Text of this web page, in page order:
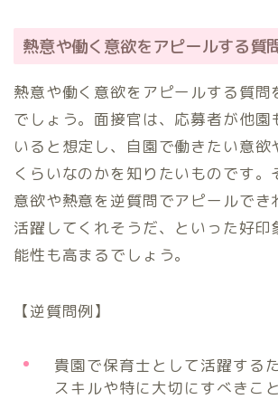
熱意や働く意欲をアピールする質
熱意や働く意欲をアピールする質問
でしょう。面接官は、応募者が他園
いると想定し、自園で働きたい意欲
くらいなのかを知りたいものです。
意欲や熱意を逆質問でアピールでき
活躍してくれそうだ、といった好印
能性も高まるでしょう。
【逆質問例】
貴園で保育士として活躍する
スキルや特に大切にすべきこ